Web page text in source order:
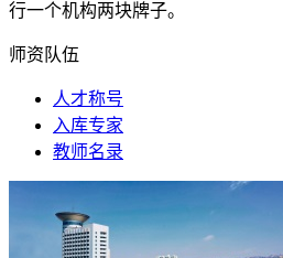
行一个机构两块牌子。
师资队伍
人才称号
入库专家
教师名录